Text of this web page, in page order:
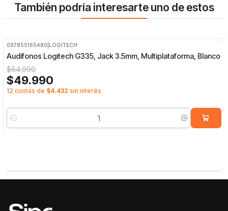
También podría interesarte uno de estos
097855165480 LOGITECH
Audífonos Logitech G335, Jack 3.5mm, Multiplataforma, Blanco
$64.990
$49.990
12 cuotas de $4.432 sin interés
Cantidad